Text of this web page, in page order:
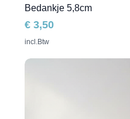
Bedankje 5,8cm
Prijs
€ 3,50
incl.Btw